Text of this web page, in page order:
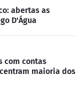
abertas as
D'Água
com contas
maioria dos